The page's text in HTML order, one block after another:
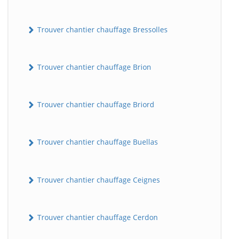
Trouver chantier chauffage Bressolles
Trouver chantier chauffage Brion
Trouver chantier chauffage Briord
Trouver chantier chauffage Buellas
Trouver chantier chauffage Ceignes
Trouver chantier chauffage Cerdon